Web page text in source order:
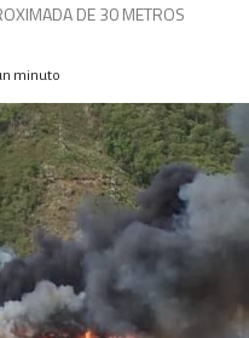
DE 30 METROS
minuto